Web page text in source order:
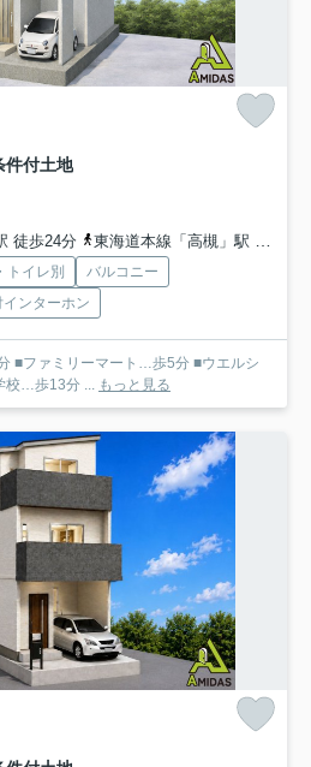
付土地
徒歩24分
東海道本線「高槻」駅 徒歩23分
トイレ別
バルコニー
ンターホン
■ファミリーマート…歩5分 ■ウエルシ
小学校…歩13分 ...
もっと見る